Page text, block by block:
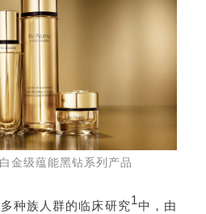
金级蕴能黑钻系列产品
种族人群的临床研究1中，由